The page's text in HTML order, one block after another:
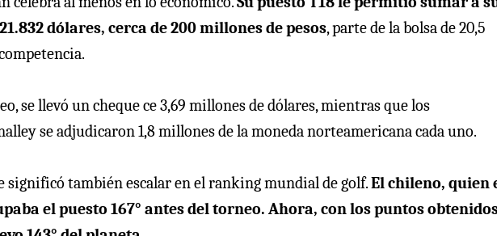
dólares, cerca de 200 millones de pesos, parte de la bolsa de 20,5
se llevó un cheque ce 3,69 millones de dólares, mientras que los
se adjudicaron 1,8 millones de la moneda norteamericana cada uno.
significó también escalar en el ranking mundial de golf.El chileno, quien
el puesto 167° antes del torneo. Ahora, con los puntos